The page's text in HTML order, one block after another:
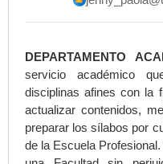
DEPARTAMENTO
servicio académico
disciplinas afines con la
actualizar contenidos,
preparar los sílabos por
de la Escuela